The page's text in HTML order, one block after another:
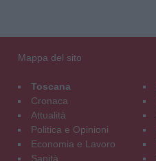
Mappa del sito
Toscana
Cronaca
Attualità
Politica e Opinioni
Economia e Lavoro
Sanità